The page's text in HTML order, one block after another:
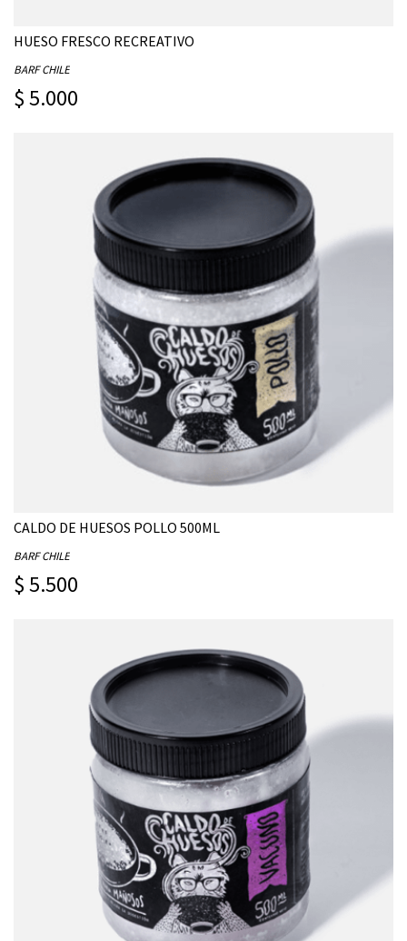
HUESO FRESCO RECREATIVO
BARF CHILE
$ 5.000
CALDO DE HUESOS POLLO 500ML
BARF CHILE
$ 5.500